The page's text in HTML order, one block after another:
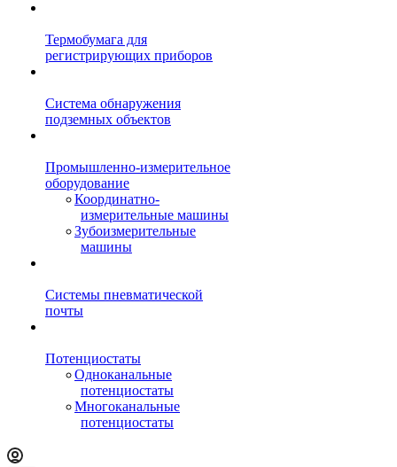
Термобумага для
регистрирующих приборов
Система обнаружения
подземных объектов
Промышленно-измерительное
оборудование
Координатно-
измерительные машины
Зубоизмерительные
машины
Системы пневматической
почты
Потенциостаты
Одноканальные
потенциостаты
Многоканальные
потенциостаты